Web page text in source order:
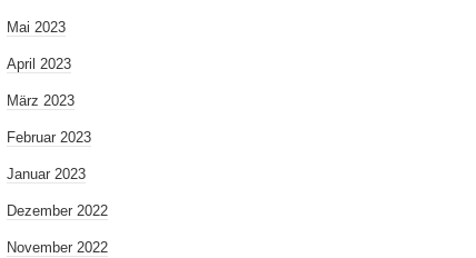
Mai 2023
April 2023
März 2023
Februar 2023
Januar 2023
Dezember 2022
November 2022